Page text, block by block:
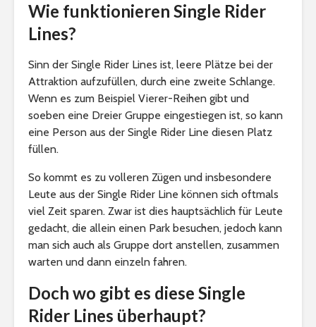
Wie funktionieren Single Rider
Lines?
Sinn der Single Rider Lines ist, leere Plätze bei der
Attraktion aufzufüllen, durch eine zweite Schlange.
Wenn es zum Beispiel Vierer-Reihen gibt und
soeben eine Dreier Gruppe eingestiegen ist, so kann
eine Person aus der Single Rider Line diesen Platz
füllen.
So kommt es zu volleren Zügen und insbesondere
Leute aus der Single Rider Line können sich oftmals
viel Zeit sparen. Zwar ist dies hauptsächlich für Leute
gedacht, die allein einen Park besuchen, jedoch kann
man sich auch als Gruppe dort anstellen, zusammen
warten und dann einzeln fahren.
Doch wo gibt es diese Single
Rider Lines überhaupt?